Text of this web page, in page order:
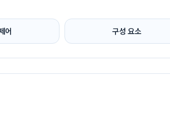
어 구성 요소